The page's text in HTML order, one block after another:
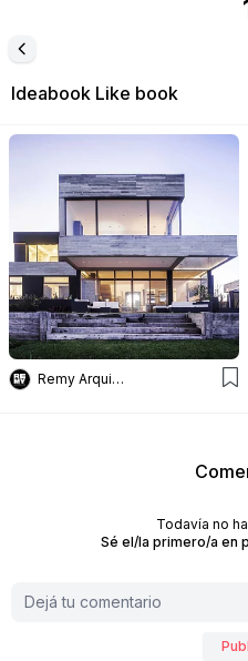
Ideabook Like book
Remy Arquitectos
Todavía no
Sé el/la primero/a en